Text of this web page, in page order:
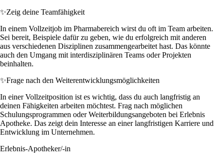
✨Zeig deine Teamfähigkeit
In einem Vollzeitjob im Pharmabereich wirst du oft im Team arbeiten.
Sei bereit, Beispiele dafür zu geben, wie du erfolgreich mit anderen
aus verschiedenen Disziplinen zusammengearbeitet hast. Das könnte
auch den Umgang mit interdisziplinären Teams oder Projekten
beinhalten.
✨Frage nach den Weiterentwicklungsmöglichkeiten
In einer Vollzeitposition ist es wichtig, dass du auch langfristig an
deinen Fähigkeiten arbeiten möchtest. Frag nach möglichen
Schulungsprogrammen oder Weiterbildungsangeboten bei Erlebnis
Apotheke. Das zeigt dein Interesse an einer langfristigen Karriere und
Entwicklung im Unternehmen.
Erlebnis-Apotheker/-in